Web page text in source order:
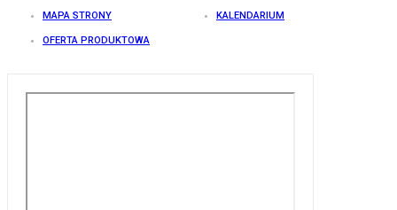
MAPA STRONY KALENDARIUM
OFERTA PRODUKTOWA